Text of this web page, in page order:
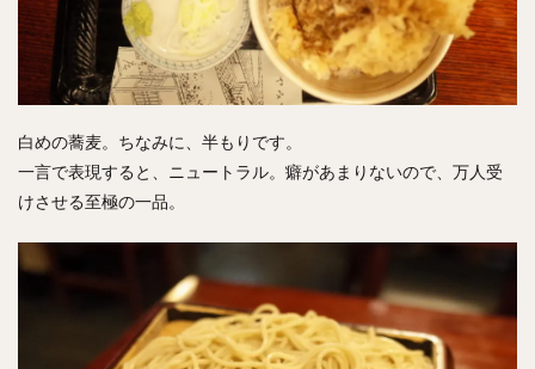
白めの蕎麦。ちなみに、半もりです。
一言で表現すると、ニュートラル。癖があまりないので、万人受
けさせる至極の一品。